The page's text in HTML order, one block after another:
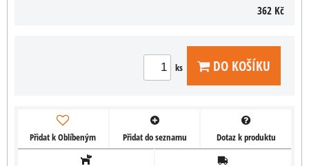
362 Kč
ks DO KOŠÍKU
Přidat k Oblíbeným Přidat do seznamu Dotaz k produktu